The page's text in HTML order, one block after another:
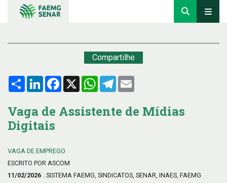
Compartilhe
Compartilhar
LinkedInFacebook
X WhatsApp
Telegram
Vaga de Assistente de Mídias
Digitais
VAGA DE EMPREGO
ESCRITO POR ASCOM
11/02/2026 . SISTEMA FAEMG, SINDICATOS, SENAR, INAES, FAEMG